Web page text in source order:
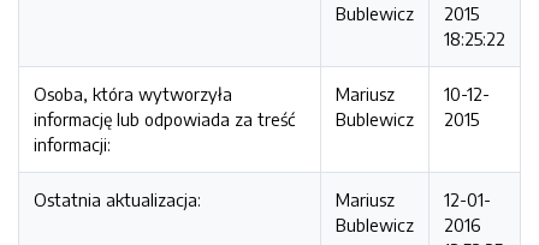
Bublewicz
2015
18:25:22
Osoba, która wytworzyła
informację lub odpowiada za treść
informacji:
Mariusz
Bublewicz
10-12-
2015
Ostatnia aktualizacja:
Mariusz
Bublewicz
12-01-
2016